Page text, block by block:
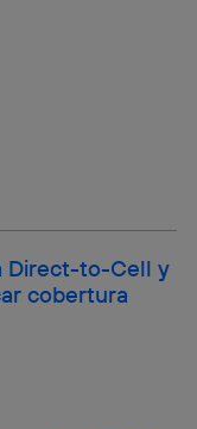
Direct-to-Cell y
cobertura